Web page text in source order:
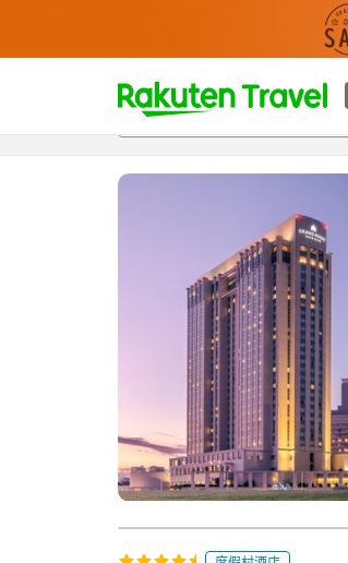
t
p
a
概覽房間及住宿方案 評價特色設施